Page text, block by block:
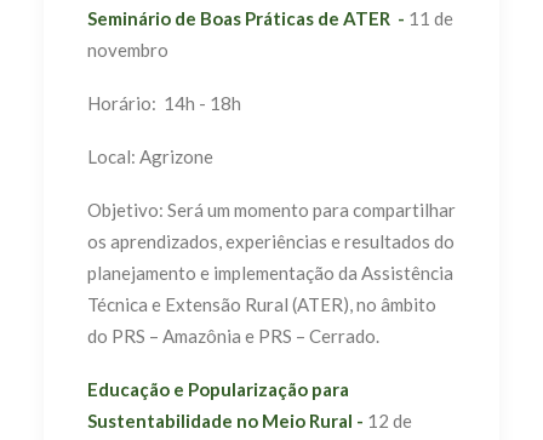
Seminário de Boas Práticas de ATER - 11 de
novembro
Horário: 14h - 18h
Local: Agrizone
Objetivo: Será um momento para compartilhar
os aprendizados, experiências e resultados do
planejamento e implementação da Assistência
Técnica e Extensão Rural (ATER), no âmbito
do PRS – Amazônia e PRS – Cerrado.
Educação e Popularização para
Sustentabilidade no Meio Rural - 12 de